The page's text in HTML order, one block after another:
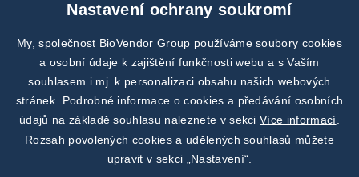
Nastavení ochrany soukromí
My, společnost BioVendor Group používáme soubory cookies
a osobní údaje k zajištění funkčnosti webu a s Vaším
souhlasem i mj. k personalizaci obsahu našich webových
stránek. Podrobné informace o cookies a předávání osobních
údajů na základě souhlasu naleznete v sekciVíce informací
Rozsah povolených cookies a udělených souhlasů můžete
upravit v sekci „Nastavení“.